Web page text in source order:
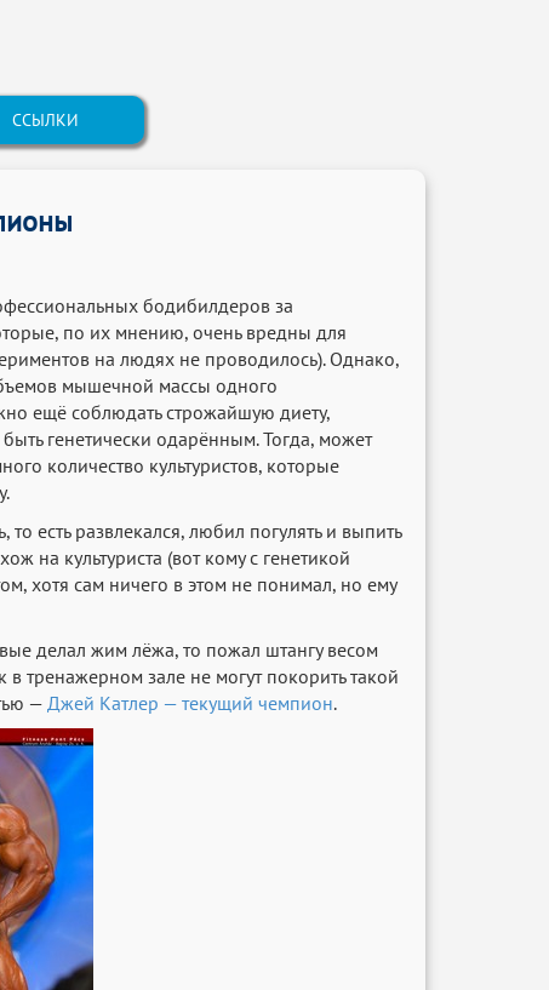
ССЫЛКИ
бодибилдеров за
по их мнению, очень вредны для
на людях не проводилось). Однако,
мышечной массы одного
ещё соблюдать строжайшую диету,
генетически одарённым. Тогда, может
количество культуристов, которые
есть развлекался, любил погулять и выпить
на культуриста (вот кому с генетикой
хотя сам ничего в этом не понимал, но ему
делал жим лёжа, то пожал штангу весом
тренажерном зале не могут покорить такой
— Джей Катлер — текущий чемпион.